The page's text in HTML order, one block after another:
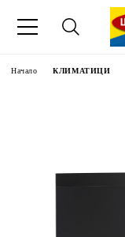
Начало КЛИМАТИЦИ